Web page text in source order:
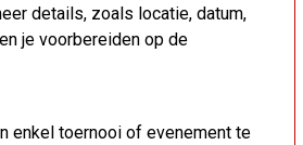
details, zoals locatie, datum,
je voorbereiden op de
enkel toernooi of evenement te